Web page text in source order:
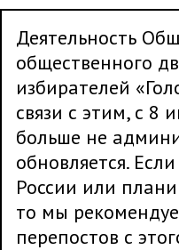
Деятельность
общественного
избирателей
связи с этим, с 8
больше не
обновляется.
России или
то мы
перепостов с